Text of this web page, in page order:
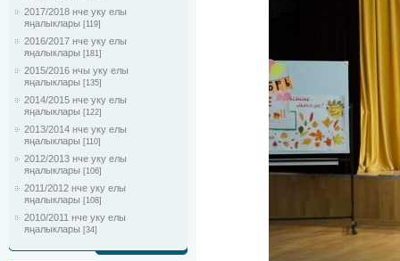
2017/2018 нче уку елы
яңалыклары [119]
2016/2017 нче уку елы
яңалыклары [181]
2015/2016 нчы уку елы
яңалыклары [135]
2014/2015 нче уку елы
яңалыклары [122]
2013/2014 нче уку елы
яңалыклары [110]
2012/2013 нче уку елы
яңалыклары [106]
2011/2012 нче уку елы
яңалыклары [108]
2010/2011 нче уку елы
яңалыклары [34]